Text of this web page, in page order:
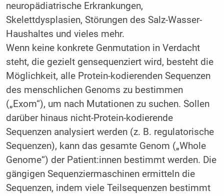
neuropädiatrische Erkrankungen,
Skelettdysplasien, Störungen des Salz-Wasser-
Haushaltes und vieles mehr.
Wenn keine konkrete Genmutation in Verdacht
steht, die gezielt gensequenziert wird, besteht die
Möglichkeit, alle Protein-kodierenden Sequenzen
des menschlichen Genoms zu bestimmen
(„Exom“), um nach Mutationen zu suchen. Sollen
darüber hinaus nicht-Protein-kodierende
Sequenzen analysiert werden (z. B. regulatorische
Sequenzen), kann das gesamte Genom („Whole
Genome“) der Patient:innen bestimmt werden. Die
gängigen Sequenziermaschinen ermitteln die
Sequenzen, indem viele Teilsequenzen bestimmt